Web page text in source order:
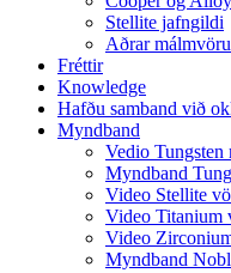
Stellite jafngildi
Aðrar
Fréttir
Knowledge
Hafðu samband við
Myndband
Vedio Tungsten
Myndband
Video Stellite
Video Titanium
Video
Myndband